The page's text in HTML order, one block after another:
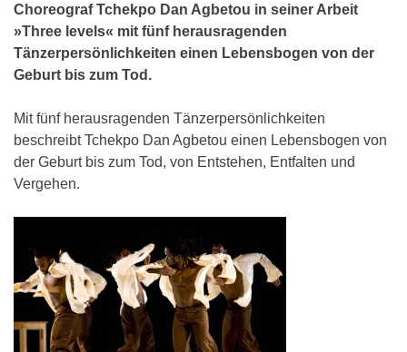
Choreograf Tchekpo Dan Agbetou in seiner Arbeit
»Three levels« mit fünf herausragenden
Tänzerpersönlichkeiten einen Lebensbogen von der
Geburt bis zum Tod.
Mit fünf herausragenden Tänzerpersönlichkeiten
beschreibt Tchekpo Dan Agbetou einen Lebensbogen von
der Geburt bis zum Tod, von Entstehen, Entfalten und
Vergehen.